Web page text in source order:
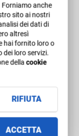
tramite il
a
al termine
anche
sito ai nostri
dei dati di
altresì
hai fornito loro o
dei loro servizi.
dellacookie
RIFIUTA
ACCETTA